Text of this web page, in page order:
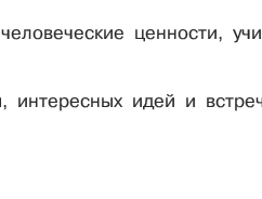
ценности,
интересных идей и